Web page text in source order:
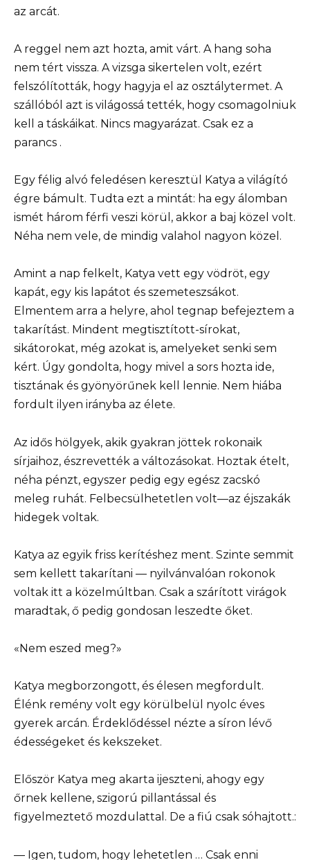
az arcát.
A reggel nem azt hozta, amit várt. A hang soha
nem tért vissza. A vizsga sikertelen volt, ezért
felszólították, hogy hagyja el az osztálytermet. A
szállóból azt is világossá tették, hogy csomagolniuk
kell a táskáikat. Nincs magyarázat. Csak ez a
parancs .
Egy félig alvó feledésen keresztül Katya a világító
égre bámult. Tudta ezt a mintát: ha egy álomban
ismét három férfi veszi körül, akkor a baj közel volt.
Néha nem vele, de mindig valahol nagyon közel.
Amint a nap felkelt, Katya vett egy vödröt, egy
kapát, egy kis lapátot és szemeteszsákot.
Elmentem arra a helyre, ahol tegnap befejeztem a
takarítást. Mindent megtisztított-sírokat,
sikátorokat, még azokat is, amelyeket senki sem
kért. Úgy gondolta, hogy mivel a sors hozta ide,
tisztának és gyönyörűnek kell lennie. Nem hiába
fordult ilyen irányba az élete.
Az idős hölgyek, akik gyakran jöttek rokonaik
sírjaihoz, észrevették a változásokat. Hoztak ételt,
néha pénzt, egyszer pedig egy egész zacskó
meleg ruhát. Felbecsülhetetlen volt—az éjszakák
hidegek voltak.
Katya az egyik friss kerítéshez ment. Szinte semmit
sem kellett takarítani — nyilvánvalóan rokonok
voltak itt a közelmúltban. Csak a szárított virágok
maradtak, ő pedig gondosan leszedte őket.
«Nem eszed meg?»
Katya megborzongott, és élesen megfordult.
Élénk remény volt egy körülbelül nyolc éves
gyerek arcán. Érdeklődéssel nézte a síron lévő
édességeket és kekszeket.
Először Katya meg akarta ijeszteni, ahogy egy
őrnek kellene, szigorú pillantással és
figyelmeztető mozdulattal. De a fiú csak sóhajtott.:
— Igen, tudom, hogy lehetetlen … Csak enni